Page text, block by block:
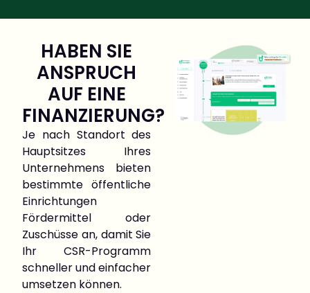
HABEN SIE
ANSPRUCH
AUF EINE
FINANZIERUNG?
Je nach Standort des
Hauptsitzes Ihres
Unternehmens bieten
bestimmte öffentliche
Einrichtungen
Fördermittel oder
Zuschüsse an, damit Sie
Ihr CSR-Programm
schneller und einfacher
umsetzen können.